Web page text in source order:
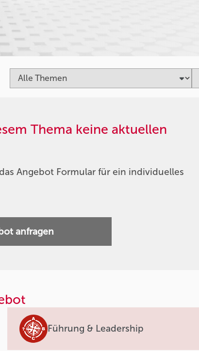
Thema keine aktuellen
Angebot Formular für ein individuelles
anfragen
Führung & Leadership